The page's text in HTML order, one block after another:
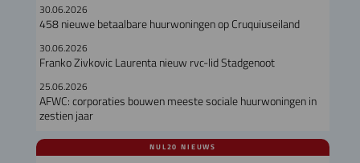
30.06.2026
458 nieuwe betaalbare huurwoningen op Cruquiuseiland
30.06.2026
Franko Zivkovic Laurenta nieuw rvc-lid Stadgenoot
25.06.2026
AFWC: corporaties bouwen meeste sociale huurwoningen in
zestien jaar
NUL20 NIEUWS